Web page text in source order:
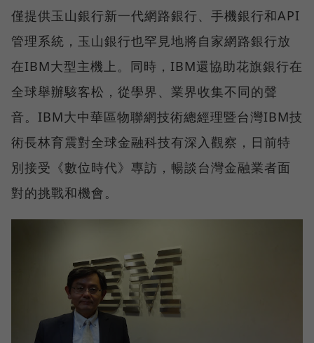
僅提供玉山銀行新一代網路銀行、手機銀行和API
管理系統，玉山銀行也罕見地將自家網路銀行放
在IBM大型主機上。同時，IBM還協助花旗銀行在
全球舉辦駭客松，從學界、業界收集不同的聲
音。IBM大中華區物聯網技術總經理暨台灣IBM技
術長林育震對全球金融科技有深入觀察，日前特
別接受《數位時代》專訪，暢談台灣金融業者面
對的挑戰和機會。